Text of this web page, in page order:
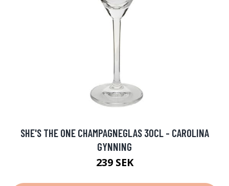
SHE'S THE ONE CHAMPAGNEGLAS 30CL - CAROLINA
GYNNING
239 SEK